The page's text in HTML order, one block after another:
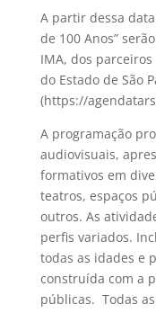
A partir dessa data
de 100 Anos”
IMA, dos
do Estado de São
(https://
A programação
audiovisuais,
formativos em
teatros, espaços
outros. As
perfis variados.
todas as idades e
construída com a
públicas. Todas